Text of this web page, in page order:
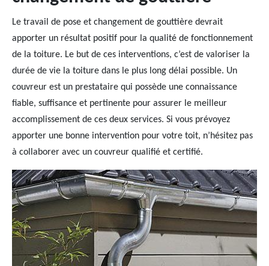
Le travail de pose et changement de gouttière devrait
apporter un résultat positif pour la qualité de fonctionnement
de la toiture. Le but de ces interventions, c’est de valoriser la
durée de vie la toiture dans le plus long délai possible. Un
couvreur est un prestataire qui possède une connaissance
fiable, suffisance et pertinente pour assurer le meilleur
accomplissement de ces deux services. Si vous prévoyez
apporter une bonne intervention pour votre toit, n’hésitez pas
à collaborer avec un couvreur qualifié et certifié.